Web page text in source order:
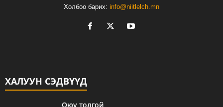
Холбоо барих: info@niitlelch.mn
ХАЛУУН СЭДВҮҮД
Оюу толгой